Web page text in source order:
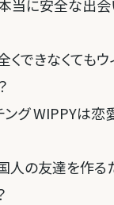
当に安全な出会
くできなくても
ング WIPPYは恋
人の友達を作る